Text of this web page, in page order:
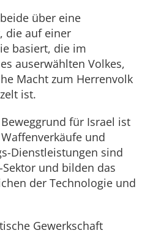
über eine
die auf einer
basiert, die im
auserwählten Volkes,
Macht zum Herrenvolk
ist.
für Israel ist
und
Dienstleistungen sind
und bilden das
der Technologie und
Gewerkschaft